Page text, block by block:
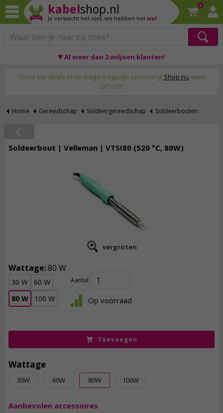
kabelshop.nl
Je verwacht het niet, we hebben het wel
0
♥ Al meer dan 2 miljoen klanten!
Scoor top deals in de mega magazijn opruiming! Shop nu want
OP=OP!
Home Gereedschap Soldeergereedschap Soldeerbouten
Soldeerbout | Velleman | VTSI80 (520 °C, 80W)
vergroten
Wattage:80 W
30 W
60 W
80 W
100 W
Aantal
Op voorraad
Toevoegen
Wattage
30W 60W 80W 100W
Aanbevolen accessoires